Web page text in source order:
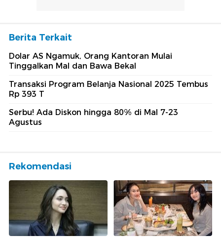
Berita Terkait
Dolar AS Ngamuk, Orang Kantoran Mulai
Tinggalkan Mal dan Bawa Bekal
Transaksi Program Belanja Nasional 2025 Tembus
Rp 393 T
Serbu! Ada Diskon hingga 80% di Mal 7-23
Agustus
Rekomendasi